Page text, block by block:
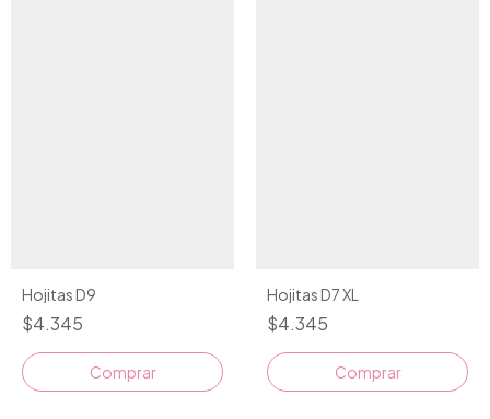
Hojitas D9
$4.345
Comprar
Hojitas D7 XL
$4.345
Comprar